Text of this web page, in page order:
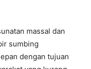
massal dan
sumbing
dengan tujuan